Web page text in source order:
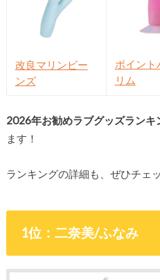
改良マリンビー
ンズ
ポイント
リム
2026年お勧めラブグッズランキ
ます！
ランキングの詳細も、ぜひチェ
1位：二奈美/ふなみ